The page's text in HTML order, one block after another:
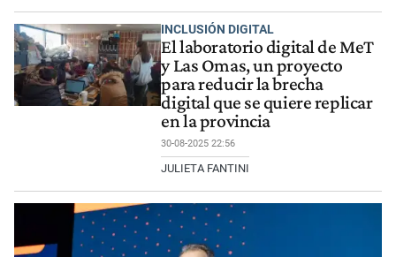
INCLUSIÓN DIGITAL
El laboratorio digital de MeT
y Las Omas, un proyecto
para reducir la brecha
digital que se quiere replicar
en la provincia
30-08-2025 22:56
JULIETA FANTINI